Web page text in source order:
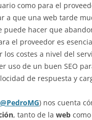
como para el
a que una web tarde
puede hacer que
el proveedor es
los costes a nivel del
uso de un buen SEO
de respuesta y
@PedroMG) nos cuenta
, tanto de la web